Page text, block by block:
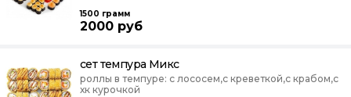
1500 грамм
2000 руб
сет темпура Микс
роллы в темпуре: с лососем,с креветкой,с крабом,с
хк курочкой